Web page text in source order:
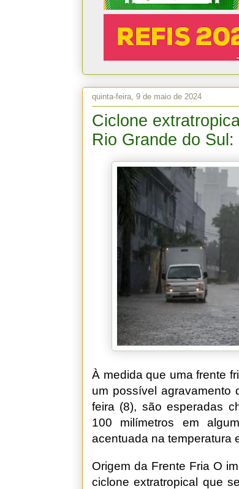
quinta-feira, 9 de maio de 2024
Ciclone
Rio Grande do
À medida que uma frente
um possível agravamento
feira (8), são esperadas
100 milímetros em
acentuada na temperatura
Origem da Frente Fria O
ciclone extratropical que